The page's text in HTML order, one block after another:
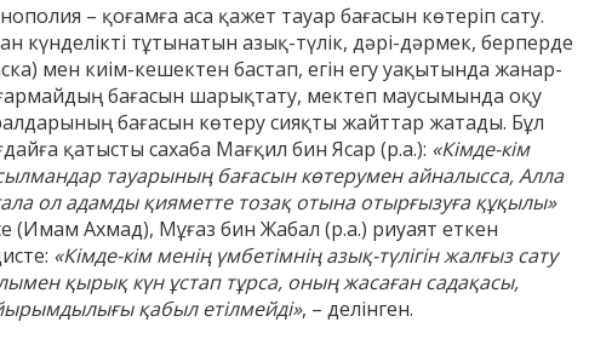
– қоғамға аса қажет тауар бағасын көтеріп сату.
күнделікті тұтынатын азық-түлік, дәрі-дәрмек, берперде
мен киім-кешектен бастап, егін егу уақытында жанар-
бағасын шарықтату, мектеп маусымында оқу
бағасын көтеру сияқты жайттар жатады. Бұл
қатысты сахаба Мағқил бин Ясар (р.а.): «Кімде-кім
тауарының бағасын көтерумен айналысса, Алла
ол адамды қияметте тозақ отына отырғызуға құқылы»
(Имам Ахмад), Мұғаз бин Жабал (р.а.) риуаят еткен
«Кімде-кім менің үмбетімнің азық-түлігін жалғыз сату
қырық күн ұстап тұрса, оның жасаған садақасы,
қабыл етілмейді», – делінген.
АҚИДА ДӘРІСТЕРІ
Шынболат Үмбетов
""Ақтөбе қалалық орталық" мешітінің
наиб имамы
ТІКЕЛЕЙ ЭФИРДЕ
Аптаның сенбі күндері сағат
21:00 (Ақтөбе уақытымен)
Біздің nur_gasyr Instagram
парақшамызда
ФИҚҺ ДӘРІСТЕРІ
Нұрбол Смағұлов
""Нұр Ғасыр" облыстық мешітінің
наиб имамы
ТІКЕЛЕЙ ЭФИРДЕ
Аптаның сәрсенбі күндері сағат
21:00 (Ақтөбе уақытымен)
Біздің nur_gasyr Instagram
парақшамызда